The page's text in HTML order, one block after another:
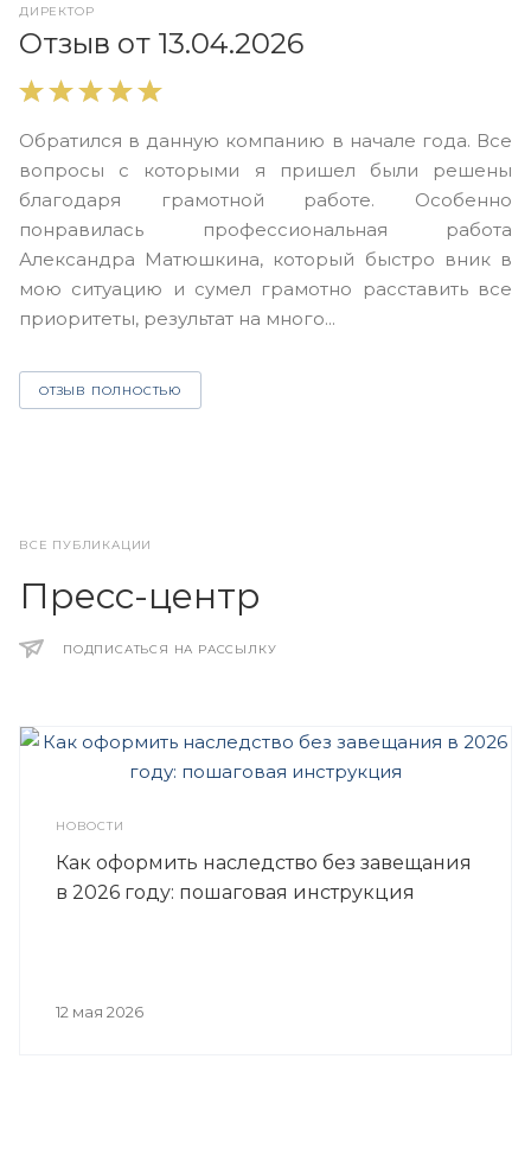
ДИРЕКТОР
Отзыв от 13.04.2026
Обратился в данную компанию в начале года. Все
вопросы с которыми я пришел были решены
благодаря грамотной работе. Особенно
понравилась профессиональная работа
Александра Матюшкина, который быстро вник в
мою ситуацию и сумел грамотно расставить все
приоритеты, результат на много...
ОТЗЫВ ПОЛНОСТЬЮ
ВСЕ ПУБЛИКАЦИИ
Пресс-центр
ПОДПИСАТЬСЯ НА РАССЫЛКУ
НОВОСТИ
Как оформить наследство без завещания
в 2026 году: пошаговая инструкция
12 мая 2026